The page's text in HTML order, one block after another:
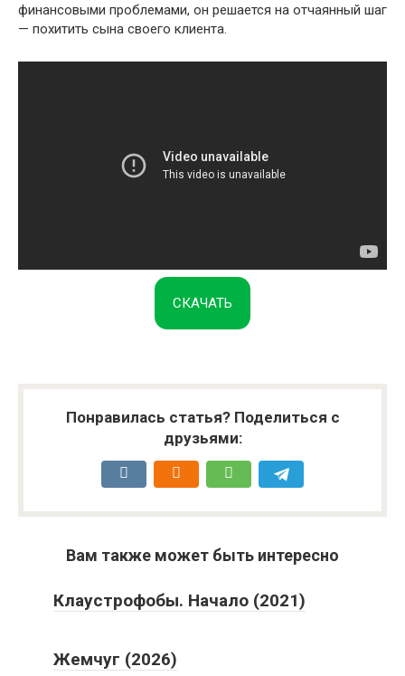
финансовыми проблемами, он решается на отчаянный шаг
— похитить сына своего клиента.
СКАЧАТЬ
Понравилась статья? Поделиться с
друзьями:
Вам также может быть интересно
Клаустрофобы. Начало (2021)
Жемчуг (2026)